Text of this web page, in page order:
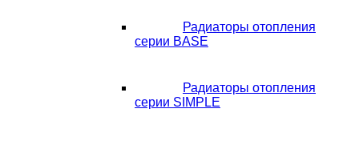
Радиаторы отопления
серии BASE
Радиаторы отопления
серии SIMPLE